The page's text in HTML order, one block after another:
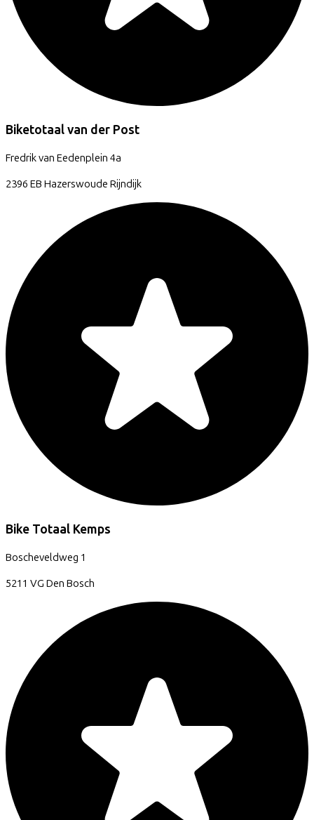
Biketotaal van der Post
Fredrik van Eedenplein 4a
2396 EB Hazerswoude Rijndijk
Bike Totaal Kemps
Boscheveldweg 1
5211 VG Den Bosch